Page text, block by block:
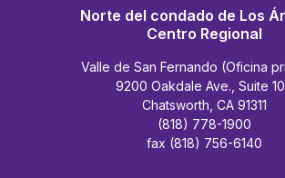
Norte del condado de Los
Centro Regional
Valle de San Fernando (Oficina
9200 Oakdale Ave., Suite
Chatsworth, CA 91311
(818) 778-1900
fax (818) 756-6140